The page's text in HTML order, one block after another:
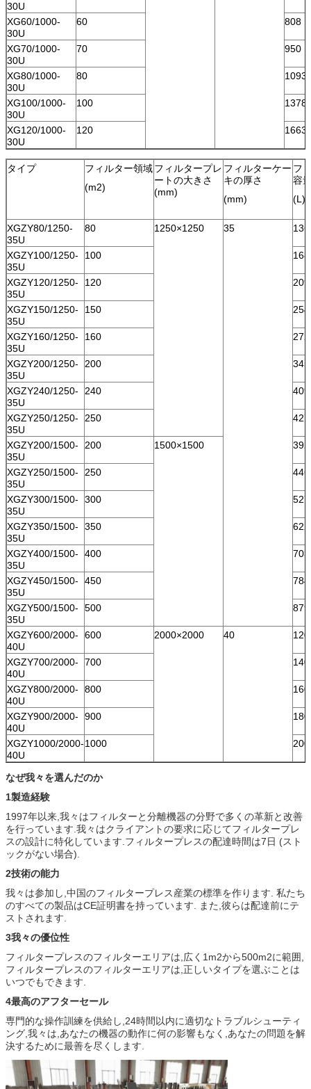
30U
XG60/1000-
30U
60 808
XG70/1000-
30U
70 950
XG80/1000-
30U
80 1093
XG100/1000-
30U
100 1378
XG120/1000-
30U
120 1663
タイプ
フィルター領域
(m2)
フィルタープレ
ートの大きさ
(mm)
フィルターケー
キの厚さ
(mm)
フ
容
(L)
XGZY80/1250-
35U
80 1250×1250 35
XGZY100/1250-
35U
100
XGZY120/1250-
35U
120
XGZY150/1250-
35U
150
XGZY160/1250-
35U
160
XGZY200/1250-
35U
200
XGZY240/1250-
35U
240
XGZY250/1250-
35U
250
XGZY200/1500-
35U
200 1500×1500
XGZY250/1500-
35U
250
XGZY300/1500-
35U
300
XGZY350/1500-
35U
350
XGZY400/1500-
35U
400
XGZY450/1500-
35U
450
XGZY500/1500-
35U
500
XGZY600/2000-
40U
600 2000×2000 40
XGZY700/2000-
40U
700
XGZY800/2000-
40U
800
XGZY900/2000-
40U
900
XGZY1000/2000-
40U
1000
なぜ我々を選んだのか
1製造経験
1997年以来,我々はフィルターと分離機器の分野で多くの革新と改善
を行っています.我々はクライアントの要求に応じてフィルタープレ
スの設計に特化しています.フィルタープレスの配達時間は7日 (スト
ックがない場合).
2技術の能力
我々は参加し,中国のフィルタープレス産業の標準を作ります. 私たち
のすべての製品はCE証明書を持っています. また,彼らは配達前にテ
ストされます.
3我々の優位性
フィルタープレスのフィルターエリアは,広く1m2から500m2に範囲,
フィルタープレスのフィルターエリアは,正しいタイプを選ぶことは
いつでもできます.
4最高のアフターセール
専門的な操作訓練を供給し,24時間以内に適切なトラブルシューティ
ング,我々は,あなたの機器の動作に何の影響もなく,あなたの問題を解
決するために最善を尽くします.